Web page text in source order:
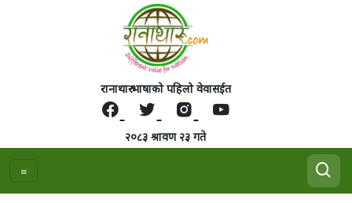
रानाथारु भाषाको पहिलो वेवासईत
२०८३ श्रावण २३ गते